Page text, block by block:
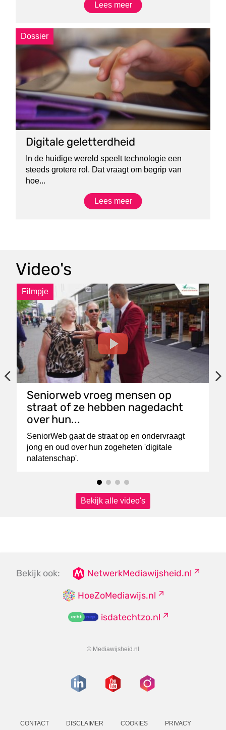
Lees meer
Dossier
Digitale geletterdheid
In de huidige wereld speelt technologie een
steeds grotere rol. Dat vraagt om begrip van
hoe...
Lees meer
Video's
Filmpje
Seniorweb vroeg mensen op
straat of ze hebben nagedacht
over hun...
SeniorWeb gaat de straat op en ondervraagt
jong en oud over hun zogeheten 'digitale
nalatenschap'.
Bekijk alle video's
Bekijk ook:
NetwerkMediawijsheid.nl
HoeZoMediawijs.nl
isdatechtzo.nl
© Mediawijsheid.nl
CONTACT DISCLAIMER COOKIES PRIVACY